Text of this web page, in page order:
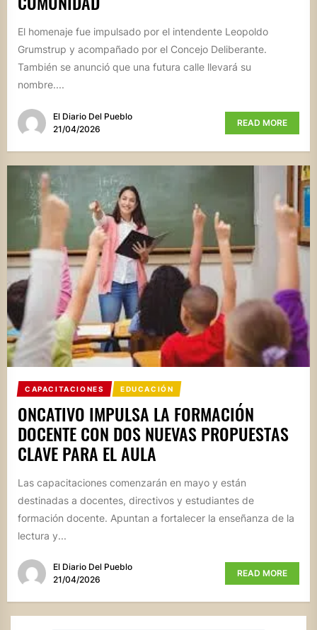
El homenaje fue impulsado por el intendente Leopoldo
Grumstrup y acompañado por el Concejo Deliberante.
También se anunció que una futura calle llevará su
nombre....
El Diario Del Pueblo
21/04/2026
READ MORE
CAPACITACIONES EDUCACIÓN
ONCATIVO IMPULSA LA FORMACIÓN
DOCENTE CON DOS NUEVAS PROPUESTAS
CLAVE PARA EL AULA
Las capacitaciones comenzarán en mayo y están
destinadas a docentes, directivos y estudiantes de
formación docente. Apuntan a fortalecer la enseñanza de la
lectura y...
El Diario Del Pueblo
21/04/2026
READ MORE